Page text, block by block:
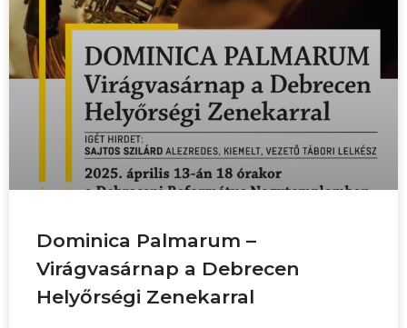
Dominica Palmarum –
Virágvasárnap a Debrecen
Helyőrségi Zenekarral